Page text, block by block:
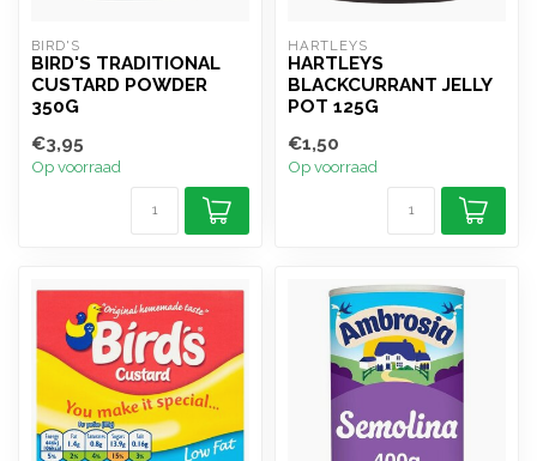
BIRD'S
BIRD'S TRADITIONAL
CUSTARD POWDER
350G
€3,95
Op voorraad
HARTLEYS
HARTLEYS
BLACKCURRANT JELLY
POT 125G
€1,50
Op voorraad